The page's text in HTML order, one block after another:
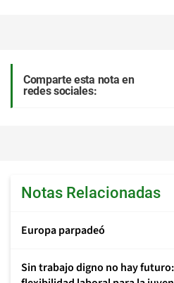
Comparte esta nota en
redes sociales:
Notas Relacionadas
Europa parpadeó
Sin trabajo digno no hay